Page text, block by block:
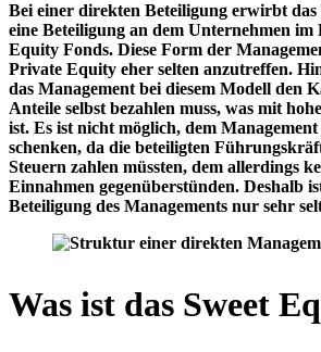
Bei einer direkten Beteiligung erwirbt das
eine Beteiligung an dem Unternehmen im
Equity Fonds. Diese Form der
Private Equity eher selten anzutreffen.
das Management bei diesem Modell den
Anteile selbst bezahlen muss, was mit
ist. Es ist nicht möglich, dem
schenken, da die beteiligten
Steuern zahlen müssten, dem allerdings
Einnahmen gegenüberstünden. Deshalb
Beteiligung des Managements nur sehr
Was ist das Sweet